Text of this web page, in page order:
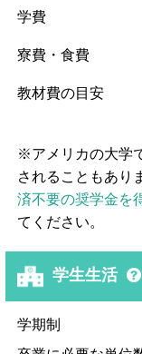
学費
寮費・食費
教材費の目安
※アメリカの大学
されることもあり
済不要の奨学金を
てください。
学生生活
学期制